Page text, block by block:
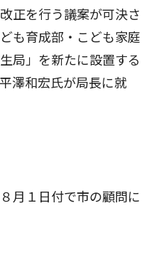
正を行う議案が可決さ
も育成部・こども家庭
局」を新たに設置する
澤和宏氏が局長に就
月１日付で市の顧問に